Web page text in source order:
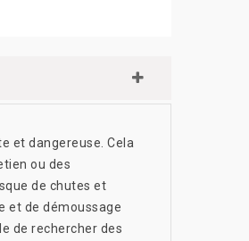
et dangereuse. Cela
ou des
de chutes et
et de démoussage
de rechercher des